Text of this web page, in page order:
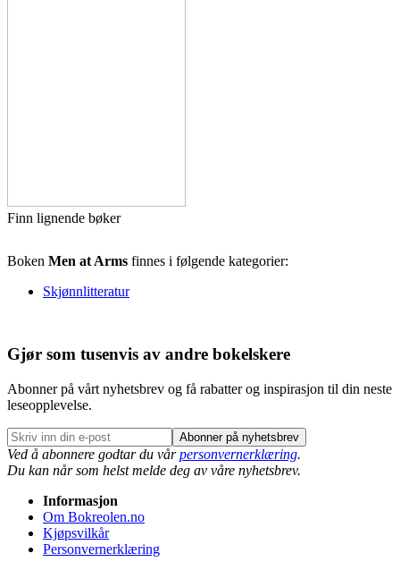
Finn lignende bøker
Boken Men at Arms finnes i følgende kategorier:
Skjønnlitteratur
Gjør som tusenvis av andre bokelskere
Abonner på vårt nyhetsbrev og få rabatter og inspirasjon til din neste
leseopplevelse.
Abonner på nyhetsbrev
Ved å abonnere godtar du vårpersonvernerklæring.
Du kan når som helst melde deg av våre nyhetsbrev.
Informasjon
Om Bokreolen.no
Kjøpsvilkår
Personvernerklæring